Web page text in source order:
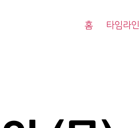
홈 타임라인